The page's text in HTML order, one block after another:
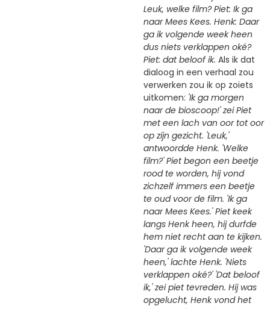
Leuk, welke film? Piet: Ik ga
naar Mees Kees. Henk: Daar
ga ik volgende week heen
dus niets verklappen oké?
Piet: dat beloof ik. Als ik dat
dialoog in een verhaal zou
verwerken zou ik op zoiets
uitkomen: 'Ik ga morgen
naar de bioscoop!' zei Piet
met een lach van oor tot oor
op zijn gezicht. 'Leuk,'
antwoordde Henk. 'Welke
film?' Piet begon een beetje
rood te worden, hij vond
zichzelf immers een beetje
te oud voor de film. 'Ik ga
naar Mees Kees.' Piet keek
langs Henk heen, hij durfde
hem niet recht aan te kijken.
'Daar ga ik volgende week
heen,' lachte Henk. 'Niets
verklappen oké?' 'Dat beloof
ik,' zei piet tevreden. Hij was
opgelucht, Henk vond het